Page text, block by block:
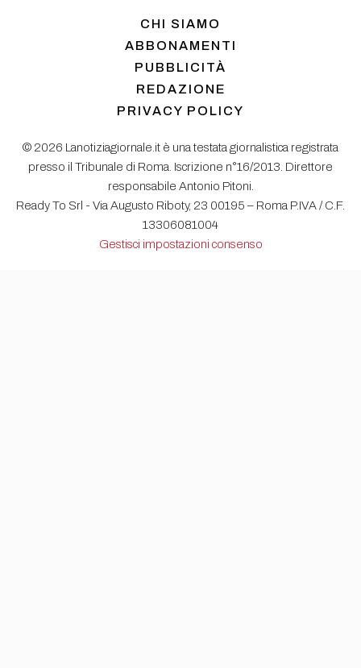
CHI SIAMO
ABBONAMENTI
PUBBLICITÀ
REDAZIONE
PRIVACY POLICY
© 2026 Lanotiziagiornale.it è una testata giornalistica registrata
presso il Tribunale di Roma. Iscrizione n°16/2013. Direttore
responsabile Antonio Pitoni.
Ready To Srl - Via Augusto Riboty, 23 00195 – Roma P.IVA / C.F.
13306081004
Gestisci impostazioni consenso